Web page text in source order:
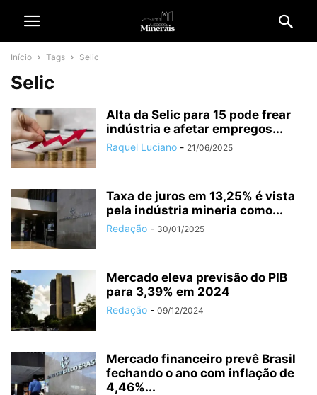
Início Tags Selic
Selic
Alta da Selic para 15 pode frear
indústria e afetar empregos...
Raquel Luciano - 21/06/2025
Taxa de juros em 13,25% é vista
pela indústria mineria como...
Redação - 30/01/2025
Mercado eleva previsão do PIB
para 3,39% em 2024
Redação - 09/12/2024
Mercado financeiro prevê Brasil
fechando o ano com inflação de
4,46%...